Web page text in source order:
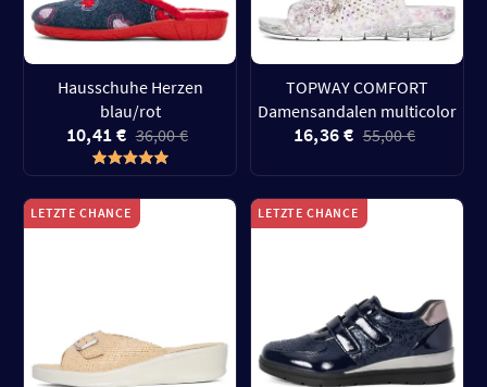
Hausschuhe Herzen
blau/rot
10,41 € 36,00 €
TOPWAY COMFORT
Damensandalen multicolor
16,36 € 55,00 €
LETZTE CHANCE LETZTE CHANCE